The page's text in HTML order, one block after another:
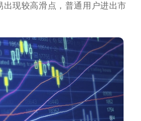
出现较高滑点，普通用户进出市